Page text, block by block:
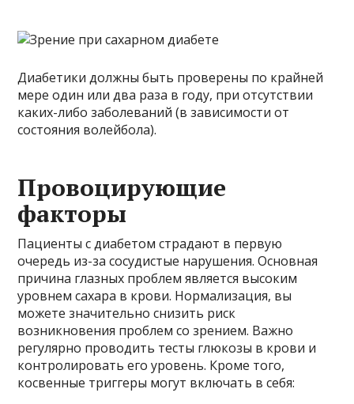
Диабетики должны быть проверены по крайней
мере один или два раза в году, при отсутствии
каких-либо заболеваний (в зависимости от
состояния волейбола).
Провоцирующие
факторы
Пациенты с диабетом страдают в первую
очередь из-за сосудистые нарушения. Основная
причина глазных проблем является высоким
уровнем сахара в крови. Нормализация, вы
можете значительно снизить риск
возникновения проблем со зрением. Важно
регулярно проводить тесты глюкозы в крови и
контролировать его уровень. Кроме того,
косвенные триггеры могут включать в себя: